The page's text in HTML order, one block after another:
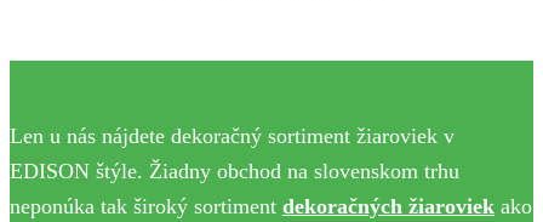
Len u nás nájdete dekoračný sortiment žiaroviek v
EDISON štýle. Žiadny obchod na slovenskom trhu
neponúka tak široký sortiment dekoračných žiaroviek ako